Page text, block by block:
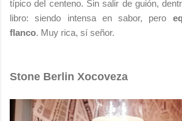
típico del centeno. Sin salir de guión,
libro: siendo intensa en sabor, pero
flanco. Muy rica, sí señor.
Stone Berlin Xocoveza